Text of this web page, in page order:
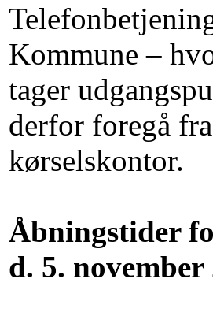
Kommune –
tager
derfor foregå
kørselskontor.
Åbningstider
d. 5. november